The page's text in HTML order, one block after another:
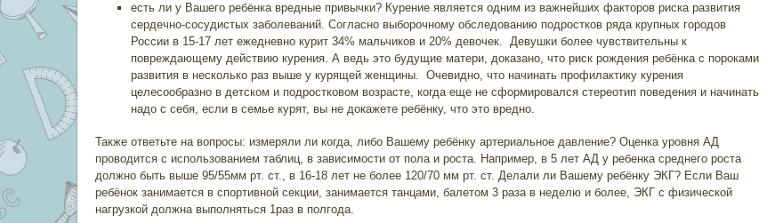
есть ли у Вашего ребёнка вредные привычки? Курение является одним из важнейших факторов риска развития
сердечно-сосудистых заболеваний. Согласно выборочному обследованию подростков ряда крупных городов
России в 15-17 лет ежедневно курит 34% мальчиков и 20% девочек. Девушки более чувствительны к
повреждающему действию курения. А ведь это будущие матери, доказано, что риск рождения ребёнка с пороками
развития в несколько раз выше у курящей женщины. Очевидно, что начинать профилактику курения
целесообразно в детском и подростковом возрасте, когда еще не сформировался стереотип поведения и начинать
надо с себя, если в семье курят, вы не докажете ребёнку, что это вредно.
Также ответьте на вопросы: измеряли ли когда, либо Вашему ребёнку артериальное давление? Оценка уровня АД
проводится с использованием таблиц, в зависимости от пола и роста. Например, в 5 лет АД у ребенка среднего роста
должно быть выше 95/55мм рт. ст., в 16-18 лет не более 120/70 мм рт. ст. Делали ли Вашему ребёнку ЭКГ? Если Ваш
ребёнок занимается в спортивной секции, занимается танцами, балетом 3 раза в неделю и более, ЭКГ с физической
нагрузкой должна выполняться 1раз в полгода.